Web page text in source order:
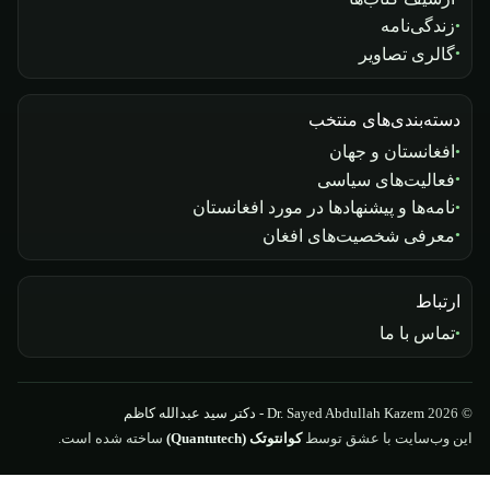
زندگی‌نامه
گالری تصاویر
دسته‌بندی‌های منتخب
افغانستان و جهان
فعالیت‌های سیاسی
نامه‌ها و پیشنهادها در مورد افغانستان
معرفی شخصیت‌های افغان
ارتباط
تماس با ما
© 2026
Dr. Sayed Abdullah Kazem - دکتر سید عبدالله کاظم
این وب‌سایت با عشق توسطکوانتوتک (Quantutech) ساخته شده است.